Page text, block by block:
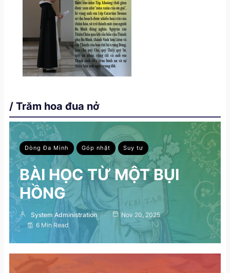
/ Trăm hoa đua nở
Dòng Đa Minh Góp nhặt Suy tư
BÀI HỌC TỪ MỘT BỤI
HỒNG
System Administration
Nov 20, 2025
6 Min Read